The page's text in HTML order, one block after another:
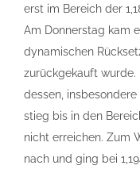
erst im Bereich der
Am Donnerstag kam
dynamischen
zurückgekauft wurde.
dessen,
stieg bis in den
nicht erreichen. Zum
nach und ging bei